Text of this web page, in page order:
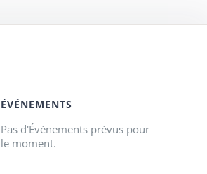
ÉVÉNEMENTS
Pas d'Évènements prévus pour
le moment.